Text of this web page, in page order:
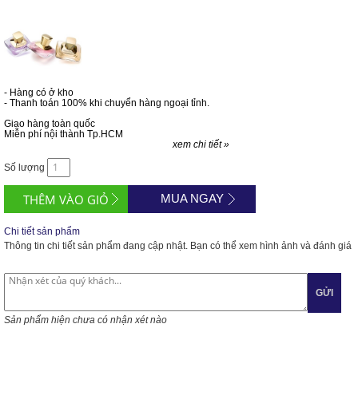
- Hàng có ở kho
- Thanh toán 100% khi chuyển hàng ngoại tỉnh.
Giao hàng toàn quốc
Miễn phí nội thành Tp.HCM
xem chi tiết »
Số lượng
MUA NGAY
Chi tiết sản phẩm
Thông tin chi tiết sản phẩm đang cập nhật. Bạn có thể xem hình ảnh và đánh giá
GỬI
Sản phẩm hiện chưa có nhận xét nào